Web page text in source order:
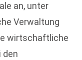
an, unter
Verwaltung
wirtschaftliche
den